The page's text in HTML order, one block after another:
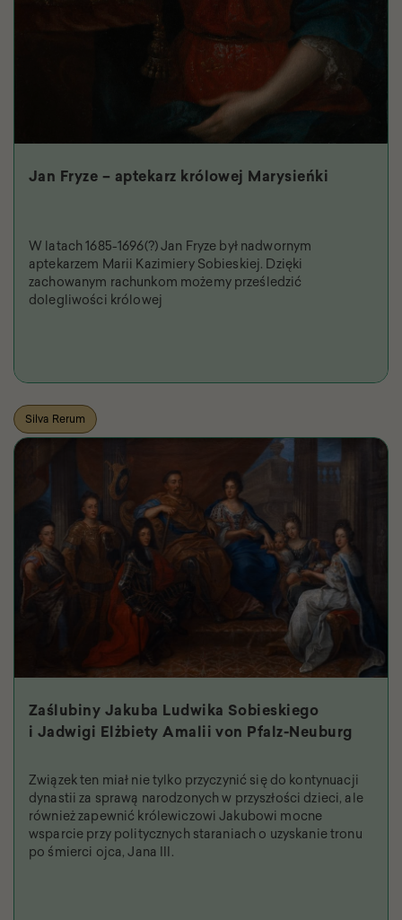
Jan Fryze – aptekarz królowej Marysieńki
W latach 1685-1696(?) Jan Fryze był nadwornym
aptekarzem Marii Kazimiery Sobieskiej. Dzięki
zachowanym rachunkom możemy prześledzić
dolegliwości królowej
Silva Rerum
Zaślubiny Jakuba Ludwika Sobieskiego
i Jadwigi Elżbiety Amalii von Pfalz-Neuburg
Związek ten miał nie tylko przyczynić się do kontynuacji
dynastii za sprawą narodzonych w przyszłości dzieci, ale
również zapewnić królewiczowi Jakubowi mocne
wsparcie przy politycznych staraniach o uzyskanie tronu
po śmierci ojca, Jana III.